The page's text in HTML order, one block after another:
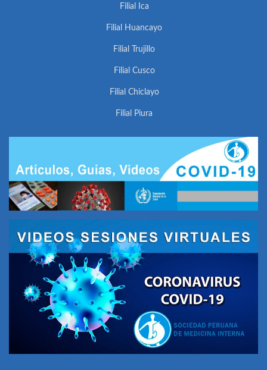
Filial Ica
Filial Huancayo
Filial Trujillo
Filial Cusco
Filial Chiclayo
Filial Piura